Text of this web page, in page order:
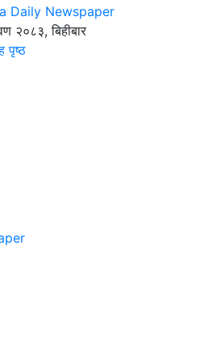
२०८३, बिहीबार
पृष्ठ